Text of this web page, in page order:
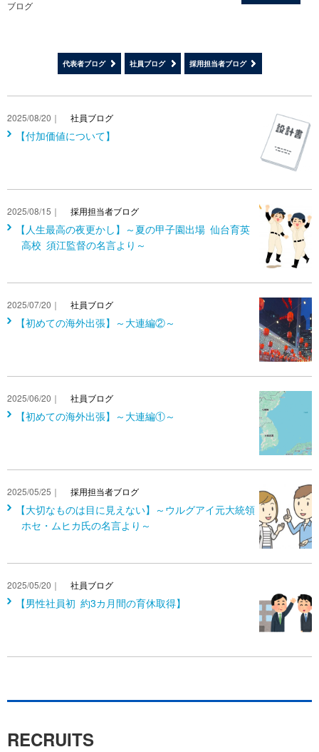
ブログ
代表者ブログ 社員ブログ 採用担当者ブログ
2025/08/20｜ 社員ブログ
【付加価値について】
2025/08/15｜ 採用担当者ブログ
【人生最高の夜更かし】～夏の甲子園出場 仙台育英
高校 須江監督の名言より～
2025/07/20｜ 社員ブログ
【初めての海外出張】～大連編②～
2025/06/20｜ 社員ブログ
【初めての海外出張】～大連編①～
2025/05/25｜ 採用担当者ブログ
【大切なものは目に見えない】～ウルグアイ元大統領
ホセ・ムヒカ氏の名言より～
2025/05/20｜ 社員ブログ
【男性社員初 約3カ月間の育休取得】
RECRUITS